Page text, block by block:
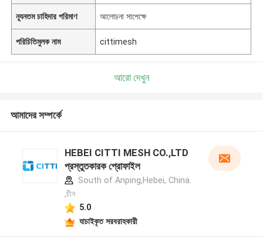
ন্যূনতম চাহিদার পরিমাণ আলোচনা সাপেক্ষে
পরিচিতিমুলক নাম cittimesh
আরো দেখুন
আমাদের সম্পর্কে
HEBEI CITTI MESH CO.,LTD
প্রস্তুতকারক প্রোফাইল
South of Anping,Hebei, China.
,চীন
5.0
যাচাইকৃত সরবরাহকারী